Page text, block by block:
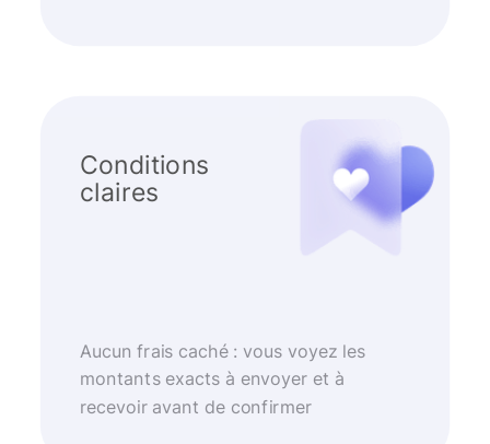
Conditions
claires
Aucun frais caché : vous voyez les
montants exacts à envoyer et à
recevoir avant de confirmer